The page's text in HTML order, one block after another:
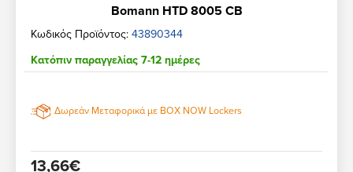
Bomann HTD 8005 CB
Κωδικός Προϊόντος: 43890344
Κατόπιν παραγγελίας 7-12 ημέρες
Δωρεάν Μεταφορικά με BOX NOW Lockers
13,66€